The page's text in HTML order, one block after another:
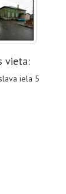
vieta:
iela 5